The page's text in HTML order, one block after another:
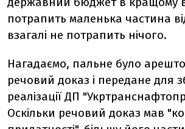
потрапить маленька частина
взагалі не потрапить нічого.
Нагадаємо, пальне було
речовий доказ і передане для
реалізації ДП
Оскільки речовий доказ мав